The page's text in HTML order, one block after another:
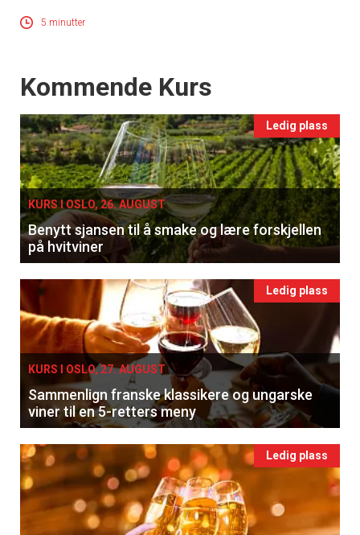
×
Få ukentlige nyhetsbrev fra
Apéritif
Vi tilbyr flere ukentlige nyhetsbrev. Du
tilsendt.
Registrer deg
5 minutter
Events
Kommende Kurs
Ledig plass
KURS I OSLO, 26. AUGUST
Benytt sjansen til å smake og lære forskjellen
på hvitviner
Ledig plass
KURS I OSLO, 27. AUGUST
Sammenlign franske klassikere og ungarske
viner til en 5-retters meny
Ledig plass